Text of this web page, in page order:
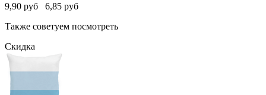
9,90 руб 6,85 руб
Также советуем посмотреть
Скидка